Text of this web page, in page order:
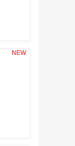
NEW